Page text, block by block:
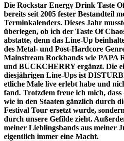
Die Rockstar Energy Drink Taste
bereits seit 2005 fester Bestandteil
Terminkalenders. Dieses Jahr
überlegen, ob ich der Taste Of
abstatte, denn das Line-Up
des Metal- und Post-Hardcore
Mainstream Rockbands wie
und BUCKCHERRY ergänzt. Die
diesjährigen Line-Ups ist
etliche Male live erlebt habe und
fand. Trotzdem freue ich mich,
wie in den Staaten gänzlich durch
Festival Tour ersetzt wurde,
durch unsere Gefilde zieht.
meiner Lieblingsbands aus meiner
eigentlich immer eine Macht.